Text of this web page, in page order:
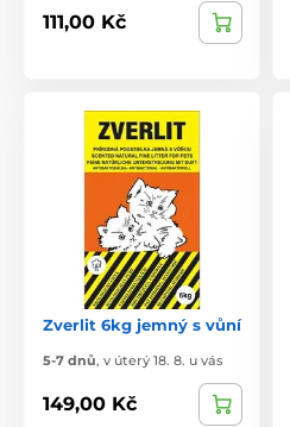
111,00 Kč
Zverlit 6kg jemný s vůní
5-7 dnů, v úterý 18. 8. u vás
149,00 Kč